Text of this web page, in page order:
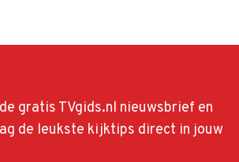
gratis TVgids.nl nieuwsbrief en
de leukste kijktips direct in jouw